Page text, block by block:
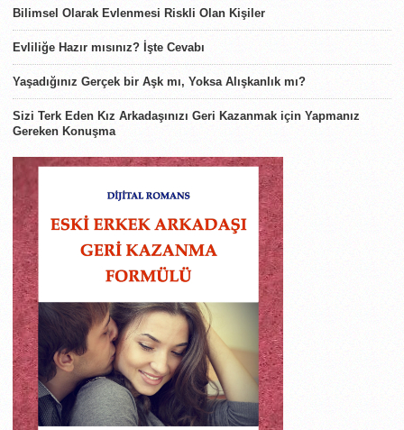
Bilimsel Olarak Evlenmesi Riskli Olan Kişiler
Evliliğe Hazır mısınız? İşte Cevabı
Yaşadığınız Gerçek bir Aşk mı, Yoksa Alışkanlık mı?
Sizi Terk Eden Kız Arkadaşınızı Geri Kazanmak için Yapmanız
Gereken Konuşma